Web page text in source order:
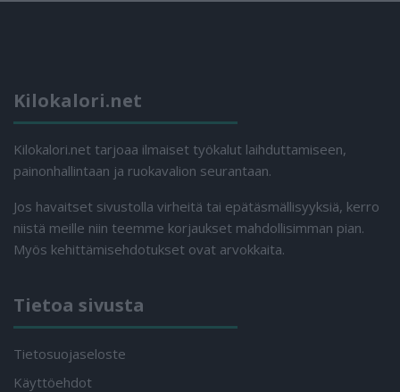
Kilokalori.net
Kilokalori.net tarjoaa ilmaiset työkalut laihduttamiseen,
painonhallintaan ja ruokavalion seurantaan.
Jos havaitset sivustolla virheitä tai epätäsmällisyyksiä, kerro
niistä meille niin teemme korjaukset mahdollisimman pian.
Myös kehittämisehdotukset ovat arvokkaita.
Tietoa sivusta
Tietosuojaseloste
Käyttöehdot